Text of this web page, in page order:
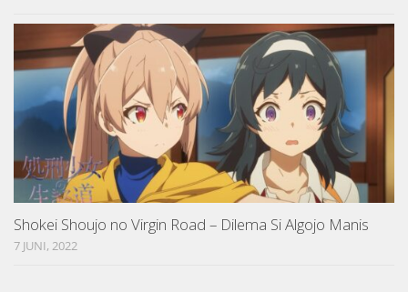
Shokei Shoujo no Virgin Road – Dilema Si Algojo Manis
7 JUNI, 2022